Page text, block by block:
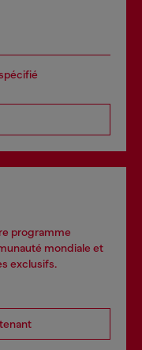
programme
mondiale et
exclusifs.